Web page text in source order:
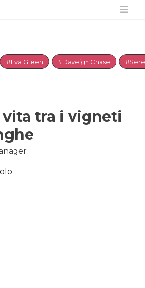
#Eva Green #Daveigh Chase
vita tra i vigneti